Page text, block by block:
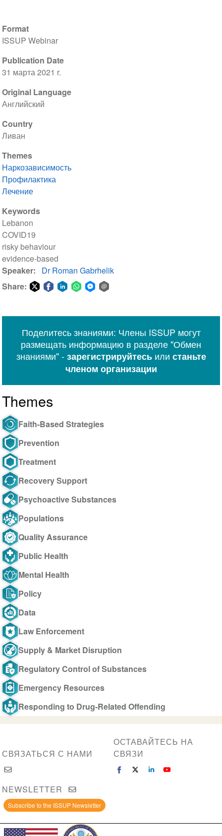
Format
ISSUP Webinar
Publication Date
31 марта 2021 r.
Original Language
Английский
Country
Ливан
Themes
Наркозависимость
Профилактика
Лечение
Keywords
Lebanon
COVID19
risky behaviour
evidence-based
Speaker
Dr Roman Gabrhelik
Share:
Messenger
Поделитесь знаниями: Члены ISSUP могут
размещать информацию в разделе "Обмен
знаниями" -зарегистрируйтесьили станьте
членом организации
Themes
Faith-Based Strategies
Prevention
Treatment
Recovery Support
Psychoactive Substances
Populations
Quality Assurance
Public Health
Mental Health
Policy
Data
Law Enforcement
Supply & Market Disruption
Regulatory Control of Substances
Emergency Resources
Responding to Drug-Related Offending
СВЯЗАТЬСЯ С НАМИ
ОСТАВАЙТЕСЬ НА
СВЯЗИ
NEWSLETTER
Subscribe to the ISSUP Newsletter